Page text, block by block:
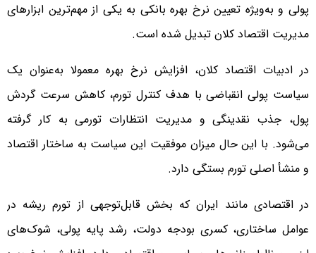
پولی و به‌ویژه تعیین نرخ بهره بانکی به یکی از مهم‌ترین ابزارهای
مدیریت اقتصاد کلان تبدیل شده است.
در ادبیات اقتصاد کلان، افزایش نرخ بهره معمولا به‌عنوان یک
سیاست پولی انقباضی با هدف کنترل تورم، کاهش سرعت گردش
پول، جذب نقدینگی و مدیریت انتظارات تورمی به کار گرفته
می‌شود. با این حال میزان موفقیت این سیاست به ساختار اقتصاد
و منشأ اصلی تورم بستگی دارد.
در اقتصادی مانند ایران که بخش قابل‌توجهی از تورم ریشه در
عوامل ساختاری، کسری بودجه دولت، رشد پایه پولی، شوک‌های